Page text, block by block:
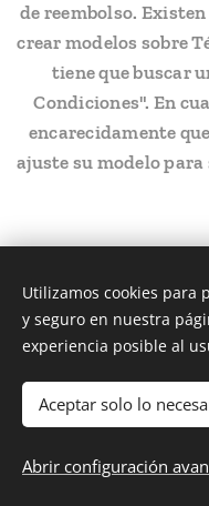
de reembolso.
crear modelos sobre
tiene que buscar
Condiciones". En
encarecidamente
ajuste su modelo
WUS
ventas@wus-
Utilizamos cookies
y seguro en nuestra
experiencia posible al
Aceptar solo lo
Abrir configuración